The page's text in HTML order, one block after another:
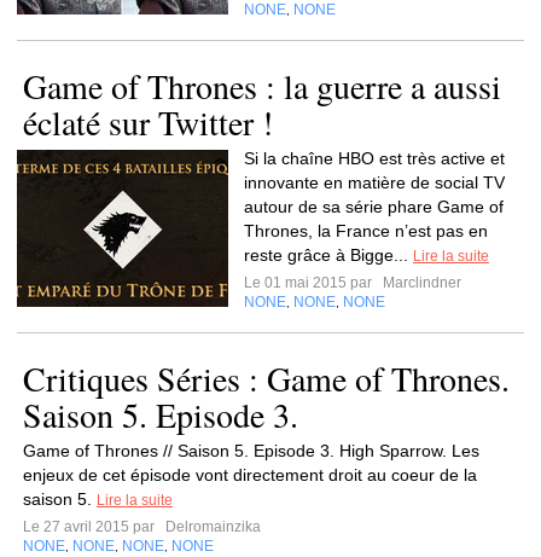
NONE NONE
Game of Thrones : la guerre a aussi
éclaté sur Twitter !
Si la chaîne HBO est très active et
innovante en matière de social TV
autour de sa série phare Game of
Thrones, la France n’est pas en
reste grâce à Bigge...
Lire la suite
Le 01 mai 2015 par
Marclindner
NONE NONE NONE
Critiques Séries : Game of Thrones.
Saison 5. Episode 3.
Game of Thrones // Saison 5. Episode 3. High Sparrow. Les
enjeux de cet épisode vont directement droit au coeur de la
saison 5.
Lire la suite
Le 27 avril 2015 par
Delromainzika
NONE NONE NONE NONE